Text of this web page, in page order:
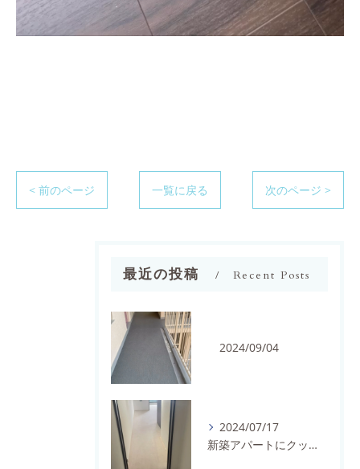
< 前のページ 一覧に戻る 次のページ >
最近の投稿 Recent Posts
2024/09/04
2024/07/17
新築アパートにクッションフロアを施工しました。